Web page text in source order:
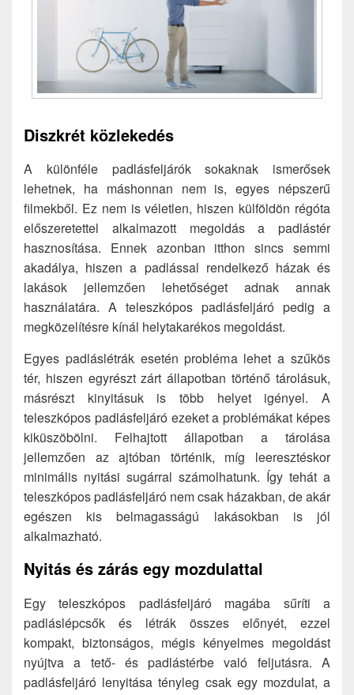
Diszkrét közlekedés
A különféle padlásfeljárók sokaknak ismerősek
lehetnek, ha máshonnan nem is, egyes népszerű
filmekből. Ez nem is véletlen, hiszen külföldön régóta
előszeretettel alkalmazott megoldás a padlástér
hasznosítása. Ennek azonban itthon sincs semmi
akadálya, hiszen a padlással rendelkező házak és
lakások jellemzően lehetőséget adnak annak
használatára. A teleszkópos padlásfeljáró pedig a
megközelítésre kínál helytakarékos megoldást.
Egyes padláslétrák esetén probléma lehet a szűkös
tér, hiszen egyrészt zárt állapotban történő tárolásuk,
másrészt kinyitásuk is több helyet igényel. A
teleszkópos padlásfeljáró ezeket a problémákat képes
kiküszöbölni. Felhajtott állapotban a tárolása
jellemzően az ajtóban történik, míg leeresztéskor
minimális nyitási sugárral számolhatunk. Így tehát a
teleszkópos padlásfeljáró nem csak házakban, de akár
egészen kis belmagasságú lakásokban is jól
alkalmazható.
Nyitás és zárás egy mozdulattal
Egy teleszkópos padlásfeljáró magába sűríti a
padláslépcsők és létrák összes előnyét, ezzel
kompakt, biztonságos, mégis kényelmes megoldást
nyújtva a tető- és padlástérbe való feljutásra. A
padlásfeljáró lenyitása tényleg csak egy mozdulat, a